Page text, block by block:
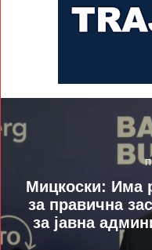
Мицкоски: Има
за правична
за јавна